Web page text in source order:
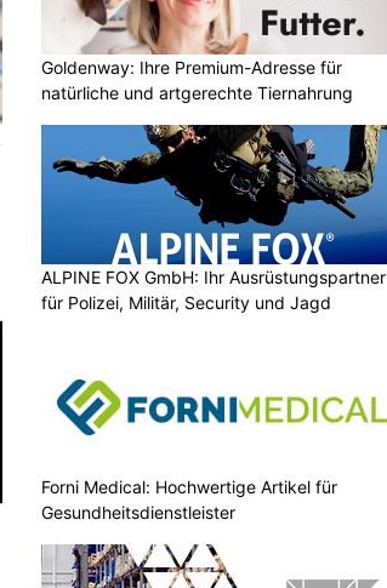
Goldenway: Ihre Premium-Adresse für
natürliche und artgerechte Tiernahrung
ALPINE FOX GmbH: Ihr Ausrüstungspartner
für Polizei, Militär, Security und Jagd
Forni Medical: Hochwertige Artikel für
Gesundheitsdienstleister